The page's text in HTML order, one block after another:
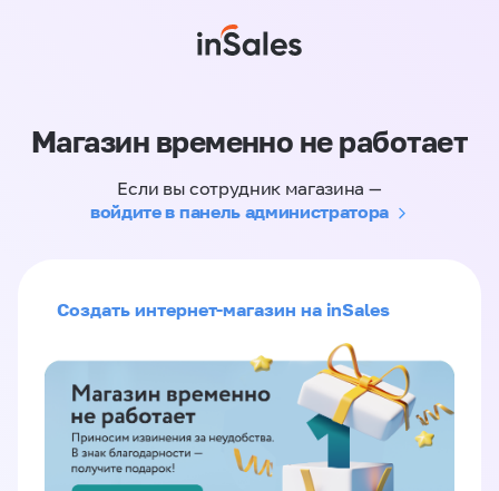
Магазин временно не работает
Если вы сотрудник магазина —
войдите в панель администратора
Создать интернет-магазин на inSales